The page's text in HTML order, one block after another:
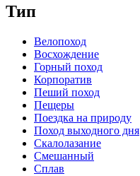
Тип
Велопоход
Восхождение
Горный поход
Корпоратив
Пеший поход
Пещеры
Поездка на природу
Поход выходного дня
Скалолазание
Смешанный
Сплав